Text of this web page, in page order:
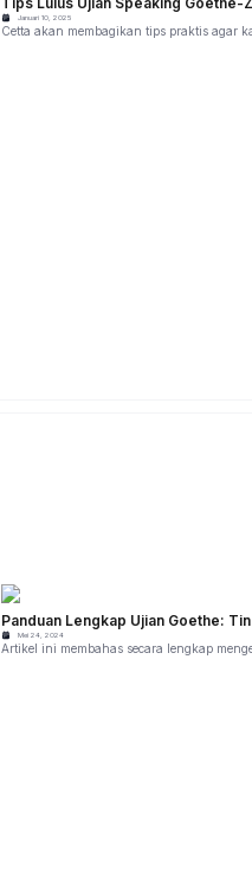
Januari 10, 2025
Cetta akan membagikan tips praktis agar
Panduan Lengkap Ujian Goethe:
Mei 24, 2024
Artikel ini membahas secara lengkap